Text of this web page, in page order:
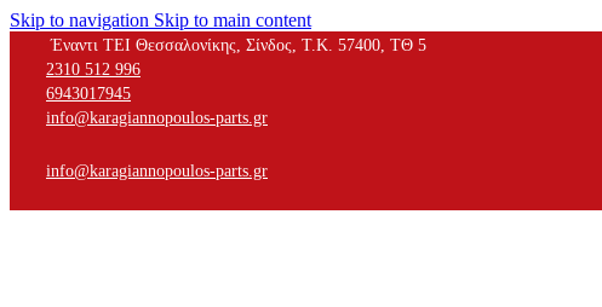
Skip to navigation Skip to main content
Έναντι ΤΕΙ Θεσσαλονίκης, Σίνδος, Τ.Κ. 57400, ΤΘ 5
2310 512 996
6943017945
info@karagiannopoulos-parts.gr
info@karagiannopoulos-parts.gr